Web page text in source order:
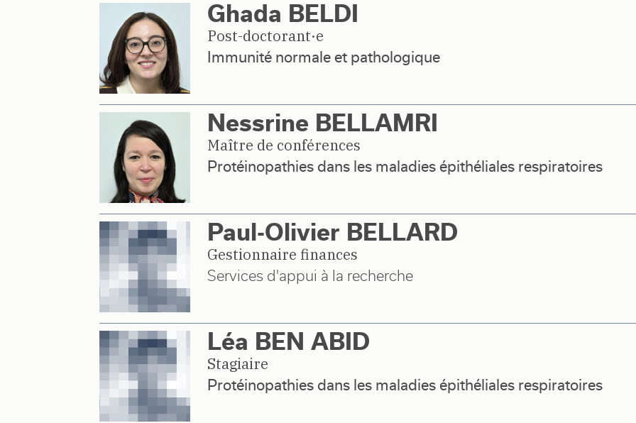
Ghada BELDI
Post-doctorant·e
Immunité normale et pathologique
Nessrine BELLAMRI
Maître de conférences
Protéinopathies dans les maladies épithéliales respiratoires
Paul-Olivier BELLARD
Gestionnaire finances
Services d'appui à la recherche
Léa BEN ABID
Stagiaire
Protéinopathies dans les maladies épithéliales respiratoires